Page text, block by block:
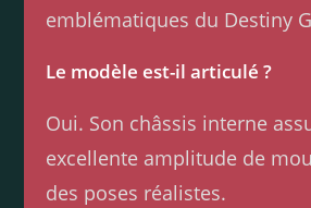
emblématiques du Destiny
Le modèle est-il articulé ?
Oui. Son châssis interne
excellente amplitude de
des poses réalistes.